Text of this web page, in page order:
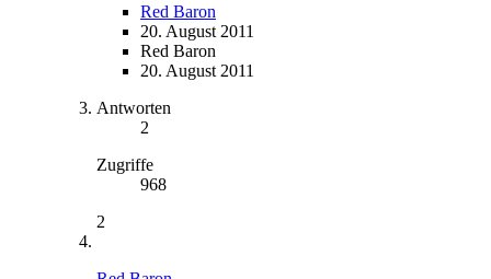
Red Baron
20. August 2011
Red Baron
20. August 2011
Antworten
2
Zugriffe
968
2